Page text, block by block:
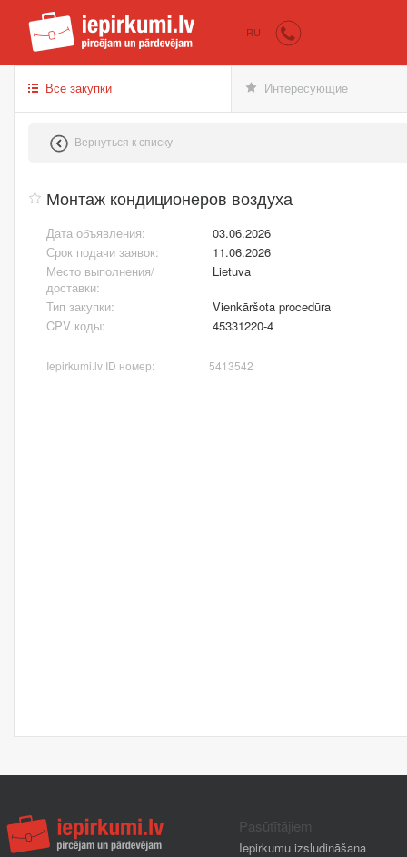
iepirkumi.lv
RU
Все закупки Интересующие
Вернуться к списку
Монтаж кондиционеров воздуха
Дата объявления:
03.06.2026
Срок подачи заявок:
11.06.2026
Место выполнения/
доставки:
Lietuva
Тип закупки:
Vienkāršota procedūra
CPV коды:
45331220-4
Iepirkumi.lv ID номер: 5413542
Pasūtītājiem
Iepirkumu izsludināšana